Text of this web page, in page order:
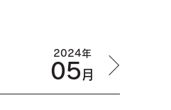
2024年
05月